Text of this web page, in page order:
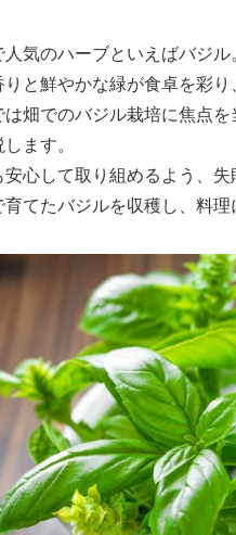
気のハーブといえばバジル
と鮮やかな緑が食卓を彩り
は畑でのバジル栽培に焦点
ます。
心して取り組めるよう、失
育てたバジルを収穫し、料理